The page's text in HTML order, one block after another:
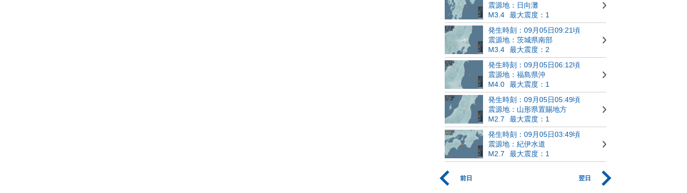
震源地：日向灘
M3.4
最大震度：1
発生時刻：09月05日09:21頃
震源地：茨城県南部
M3.4
最大震度：2
発生時刻：09月05日06:12頃
震源地：福島県沖
M4.0
最大震度：1
発生時刻：09月05日05:49頃
震源地：山形県置賜地方
M2.7
最大震度：1
発生時刻：09月05日03:49頃
震源地：紀伊水道
M2.7
最大震度：1
前日 翌日